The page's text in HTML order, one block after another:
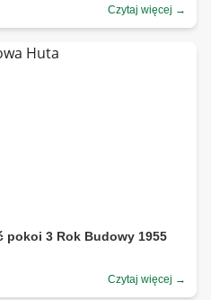
Czytaj więcej →
pokoi 3 Rok Budowy 1955
Czytaj więcej →